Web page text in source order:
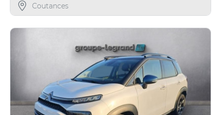
Coutances